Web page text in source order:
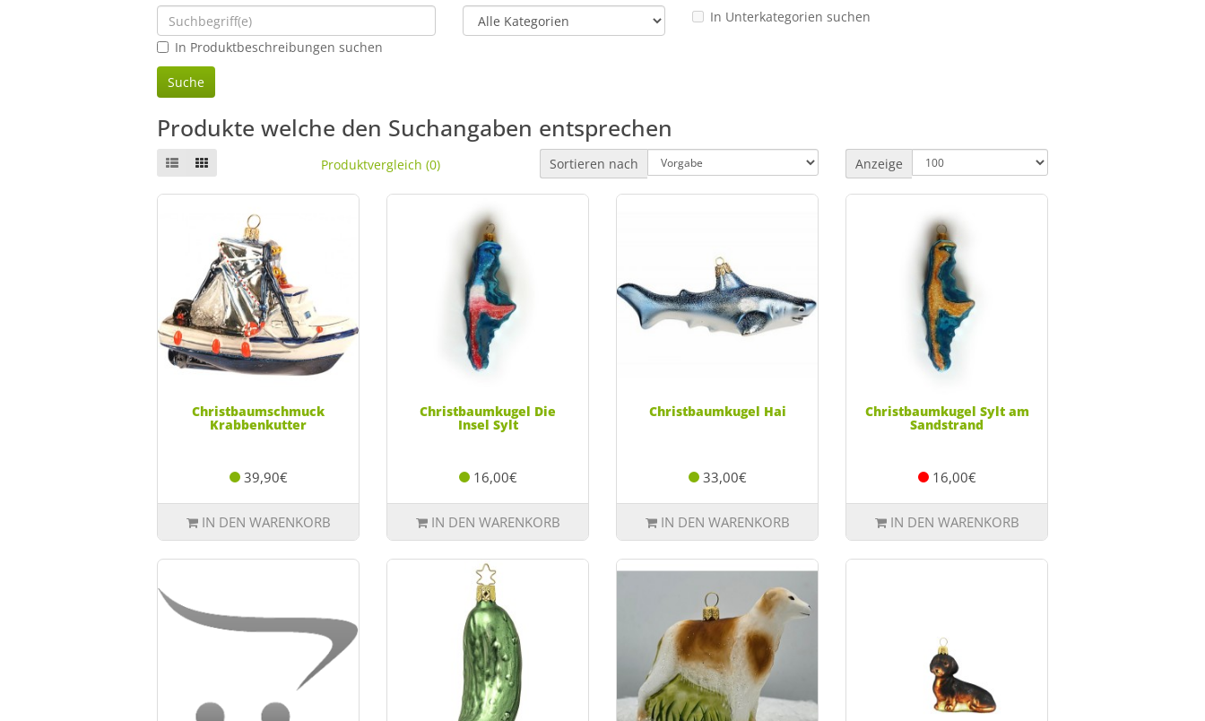
In Unterkategorien suchen
In Produktbeschreibungen suchen
Produkte welche den Suchangaben entsprechen
Produktvergleich (0) Sortieren nach Anzeige
Christbaumschmuck
Krabbenkutter
39,90€
IN DEN WARENKORB
Christbaumkugel Die
Insel Sylt
16,00€
IN DEN WARENKORB
Christbaumkugel Hai
33,00€
IN DEN WARENKORB
Christbaumkugel Sylt am
Sandstrand
16,00€
IN DEN WARENKORB